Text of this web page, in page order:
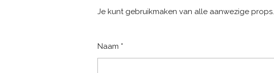
Je kunt gebruikmaken van alle aanwezige props.
Naam *